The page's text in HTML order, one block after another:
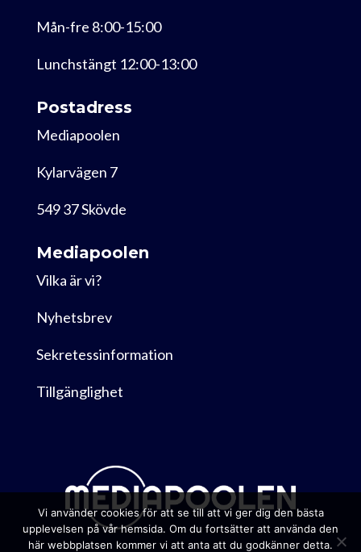
Mån-fre 8:00-15:00
Lunchstängt 12:00-13:00
Postadress
Mediapoolen
Kylarvägen 7
549 37 Skövde
Mediapoolen
Vilka är vi?
Nyhetsbrev
Sekretessinformation
Tillgänglighet
Vi använder cookies för att se till att vi ger dig den bästa
upplevelsen på vår hemsida. Om du fortsätter att använda den
här webbplatsen kommer vi att anta att du godkänner detta.